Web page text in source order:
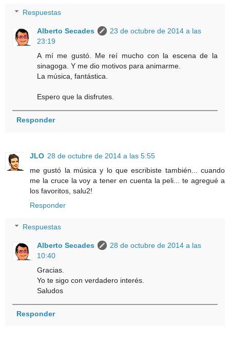
Respuestas
Alberto Secades
23 de octubre de 2014 a las
23:19
A mí me gustó. Me reí mucho con la escena de la
sinagoga. Y me dio motivos para animarme.
La música, fantástica.
Espero que la disfrutes.
Responder
JLO 28 de octubre de 2014 a las 5:55
me gustó la música y lo que escribiste también... cuando
me la cruce la voy a tener en cuenta la peli... te agregué a
los favoritos, salu2!
Responder
Respuestas
Alberto Secades
28 de octubre de 2014 a las
10:40
Gracias.
Yo te sigo con verdadero interés.
Saludos
Responder